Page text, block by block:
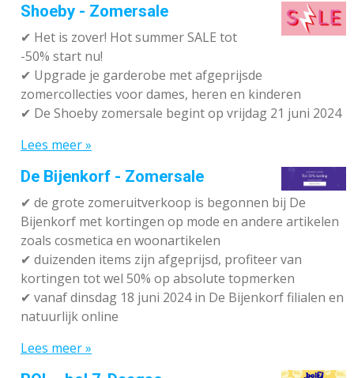
Shoeby - Zomersale
✔ Het is zover! Hot summer SALE tot
-50% start nu!
✔ Upgrade je garderobe met afgeprijsde
zomercollecties voor dames, heren en kinderen
✔ De Shoeby zomersale begint op vrijdag 21 juni 2024
Lees meer »
De Bijenkorf - Zomersale
✔ de grote zomeruitverkoop is begonnen bij De
Bijenkorf met kortingen op mode en andere artikelen
zoals cosmetica en woonartikelen
✔ duizenden items zijn afgeprijsd, profiteer van
kortingen tot wel 50% op absolute topmerken
✔ vanaf dinsdag 18 juni 2024 in De Bijenkorf filialen en
natuurlijk online
Lees meer »